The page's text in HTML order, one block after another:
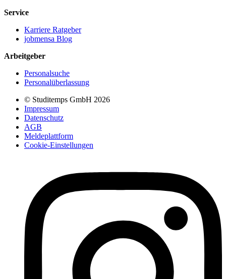
Service
Karriere Ratgeber
jobmensa Blog
Arbeitgeber
Personalsuche
Personalüberlassung
© Studitemps GmbH 2026
Impressum
Datenschutz
AGB
Meldeplattform
Cookie-Einstellungen